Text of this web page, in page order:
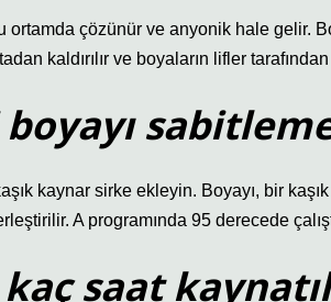
ortamda çözünür ve anyonik hale gelir.
kaldırılır ve boyaların lifler
kaynar sirke ekleyin. Boyayı, bir
A programında 95 derecede
saat